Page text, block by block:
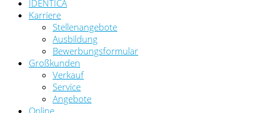
IDENTICA
Karriere
Stellenangebote
Ausbildung
Bewerbungsformular
Großkunden
Verkauf
Service
Angebote
Online